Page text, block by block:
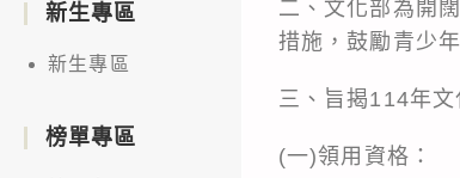
二、文化部為開
措施，鼓勵青少
三、旨揭114年
(一)領用資格：
新生專區
新生專區
榜單專區